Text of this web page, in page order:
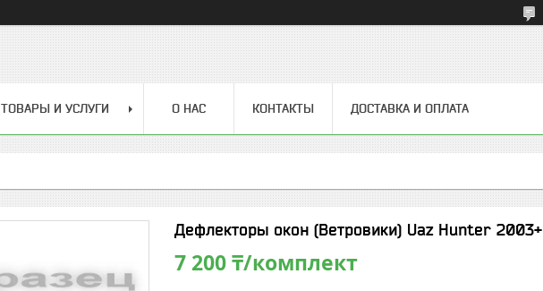
ТОВАРЫ И УСЛУГИ О НАС КОНТАКТЫ ДОСТАВКА И ОПЛАТА
Дефлекторы окон (Ветровики) Uaz Hunter 2003+
7 200 ₸/комплект